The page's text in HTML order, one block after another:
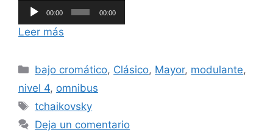
Reproductor
de
audio
00:00 00:00
Leer más
Categorías
bajo cromático, Clásico, Mayor, modulante,
nivel 4, omnibus
Etiquetas
tchaikovsky
Deja un comentario